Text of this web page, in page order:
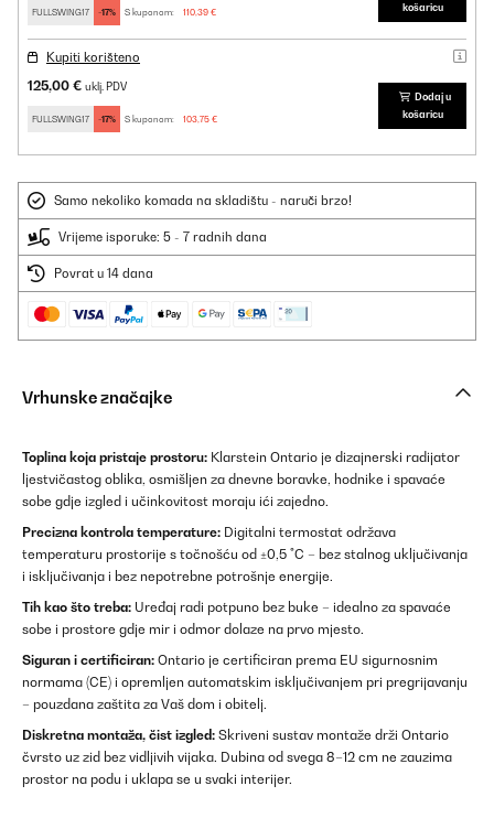
FULLSWING17 -17% S kuponom: 110,39 €
košaricu
Kupiti korišteno
125,00 € uklj. PDV
FULLSWING17 -17% S kuponom: 103,75 €
Dodaj u
košaricu
Samo nekoliko komada na skladištu - naruči brzo!
Vrijeme isporuke: 5 - 7 radnih dana
Povrat u 14 dana
Vrhunske značajke
Toplina koja pristaje prostoru: Klarstein Ontario je dizajnerski radijator
ljestvičastog oblika, osmišljen za dnevne boravke, hodnike i spavaće
sobe gdje izgled i učinkovitost moraju ići zajedno.
Precizna kontrola temperature: Digitalni termostat održava
temperaturu prostorije s točnošću od ±0,5 °C – bez stalnog uključivanja
i isključivanja i bez nepotrebne potrošnje energije.
Tih kao što treba: Uređaj radi potpuno bez buke – idealno za spavaće
sobe i prostore gdje mir i odmor dolaze na prvo mjesto.
Siguran i certificiran: Ontario je certificiran prema EU sigurnosnim
normama (CE) i opremljen automatskim isključivanjem pri pregrijavanju
– pouzdana zaštita za Vaš dom i obitelj.
Diskretna montaža, čist izgled: Skriveni sustav montaže drži Ontario
čvrsto uz zid bez vidljivih vijaka. Dubina od svega 8–12 cm ne zauzima
prostor na podu i uklapa se u svaki interijer.